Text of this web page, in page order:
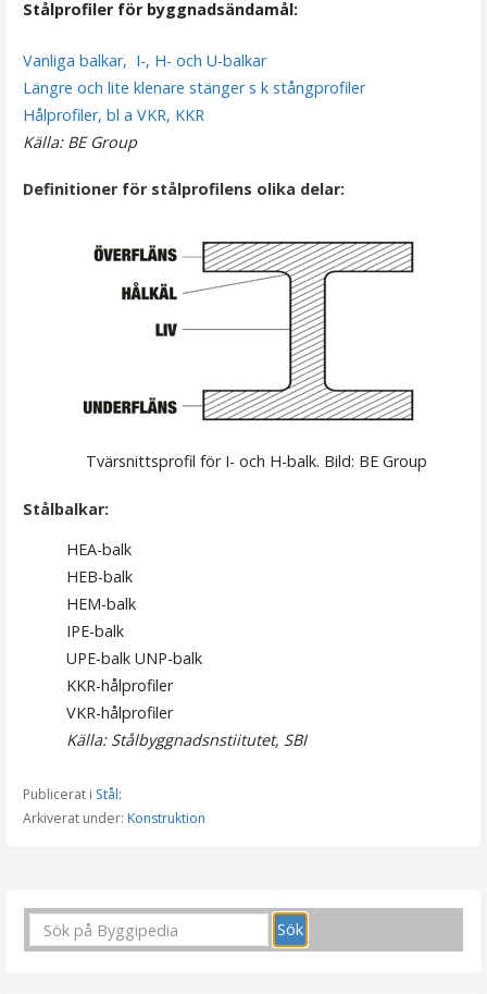
Stålprofiler för byggnadsändamål:
Vanliga balkar, I-, H- och U-balkar
Längre och lite klenare stänger s k stångprofiler
Hålprofiler, bl a VKR, KKR
Källa: BE Group
Definitioner för stålprofilens olika delar:
Tvärsnittsprofil för I- och H-balk. Bild: BE Group
Stålbalkar:
HEA-balk
HEB-balk
HEM-balk
IPE-balk
UPE-balk UNP-balk
KKR-hålprofiler
VKR-hålprofiler
Källa: Stålbyggnadsnstiitutet, SBI
Publicerat i Stål:
Arkiverat under: Konstruktion